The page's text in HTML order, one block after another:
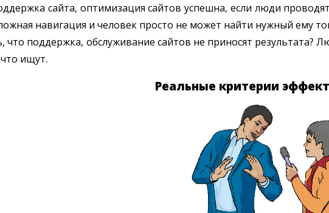
сайта, оптимизация сайтов успешна, если люди
навигация и человек просто не может найти нужный ему
что поддержка, обслуживание сайтов не приносят
ищут.
Реальные критерии